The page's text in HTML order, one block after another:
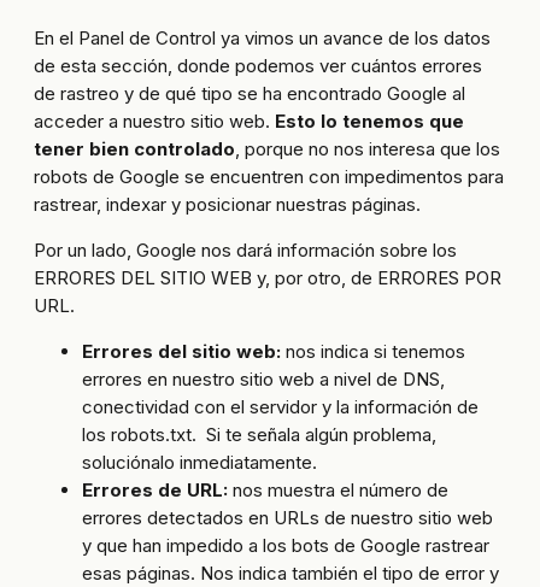
En el Panel de Control ya vimos un avance de los datos
de esta sección, donde podemos ver cuántos errores
de rastreo y de qué tipo se ha encontrado Google al
acceder a nuestro sitio web. Esto lo tenemos que
tener bien controlado , porque no nos interesa que los
robots de Google se encuentren con impedimentos para
rastrear, indexar y posicionar nuestras páginas.
Por un lado, Google nos dará información sobre los
ERRORES DEL SITIO WEB y, por otro, de ERRORES POR
URL.
Errores del sitio web: nos indica si tenemos
errores en nuestro sitio web a nivel de DNS,
conectividad con el servidor y la información de
los robots.txt. Si te señala algún problema,
soluciónalo inmediatamente.
Errores de URL: nos muestra el número de
errores detectados en URLs de nuestro sitio web
y que han impedido a los bots de Google rastrear
esas páginas. Nos indica también el tipo de error y